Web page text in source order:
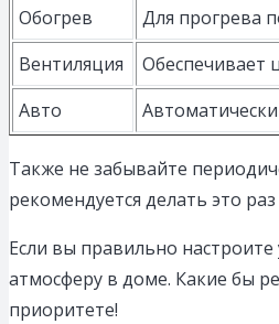
Обогрев
Для прогрева
Вентиляция
Обеспечивает
Авто
Также не забывайте
рекомендуется делать это
Если вы правильно
атмосферу в доме. Какие бы
приоритете!